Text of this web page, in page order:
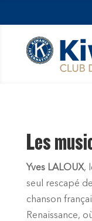
Les
Yves LALOUX,
seul rescapé
chanson
Renaissance,